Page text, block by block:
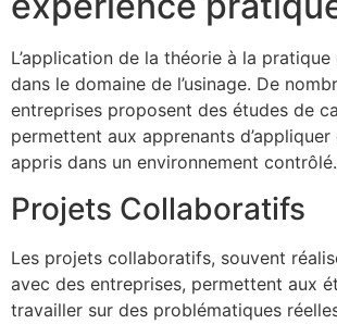
L’application de la théorie à la
dans le domaine de l’usinage. De
entreprises proposent des études de
permettent aux apprenants d’appliquer
appris dans un environnement contrôlé.
Projets Collaboratifs
Les projets collaboratifs, souvent
avec des entreprises, permettent aux
travailler sur des problématiques